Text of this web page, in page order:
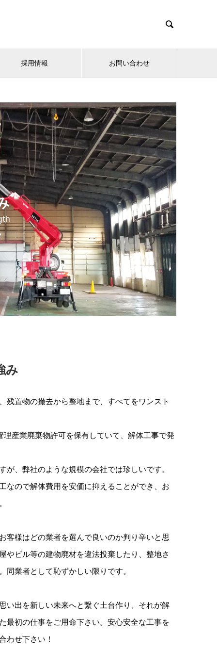

採用情報 お問い合わせ
み
置物の撤去から整地まで、すべてをワンスト
産業廃棄物許可を保有していて、解体工事で発
、弊社のような規模の会社では珍しいです。
なので解体費用を安価に抑えることができ、お
客様はどの業者を選んで良いのか判り辛いと思
やビル等の建物廃材を違法投棄したり、整地さ
業者として恥ずかしい限りです。
い出を新しい未来へと繋ぐ土台作り、それが解
最初の仕事をご用命下さい。安心安全な工事を
わせ下さい！